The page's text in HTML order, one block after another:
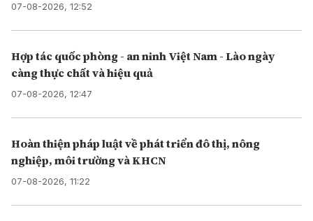
07-08-2026, 12:52
Hợp tác quốc phòng - an ninh Việt Nam - Lào ngày
càng thực chất và hiệu quả
07-08-2026, 12:47
Hoàn thiện pháp luật về phát triển đô thị, nông
nghiệp, môi trường và KHCN
07-08-2026, 11:22